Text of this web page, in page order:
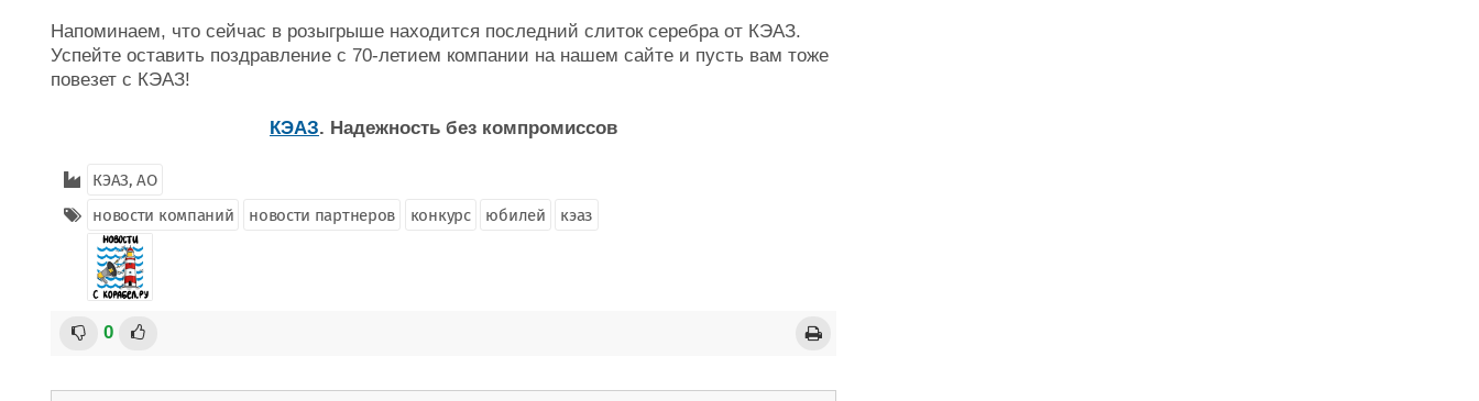
Напоминаем, что сейчас в розыгрыше находится последний слиток серебра от КЭАЗ.
Успейте оставить поздравление с 70-летием компании на нашем сайте и пусть вам тоже
повезет с КЭАЗ!
КЭАЗ. Надежность без компромиссов
КЭАЗ, АО
новости компаний
новости партнеров конкурс юбилей кэаз
0